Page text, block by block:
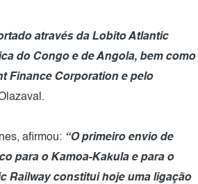
através da Lobito Atlantic
do Congo e de Angola, bem como
Finance Corporation e pelo
afirmou: “O primeiro envio de
para o Kamoa-Kakula e para o
Railway constitui hoje uma ligação